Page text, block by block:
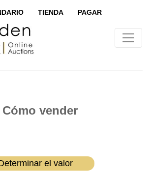
TIENDA PAGAR
Cómo vender
el valor